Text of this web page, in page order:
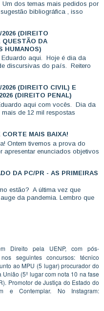
dos temas mais pedidos por
bibliográfica , isso
(DIREITO
QUESTÃO DA
HUMANOS)
aqui. Hoje é dia da
discursivas do país. Reitero
(DIREITO CIVIL) E
(DIREITO PENAL)
aqui com vocês. Dia da
de 12 mil respostas
MAIS BAIXA!
Ontem tivemos a prova do
apresentar enunciados objetivos
DA PC/PR - AS PRIMEIRAS
estão? A última vez que
da pandemia. Lembro que
Direito pela UENP, com pós-
seguintes concursos: técnico
ao MPU (5 lugar) procurador do
(5º lugar com nota 10 na fase
Promotor de Justiça do Estado do
e Contemplar. No Instagram: